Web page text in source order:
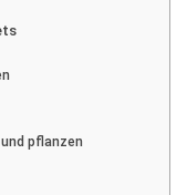
pflanzen